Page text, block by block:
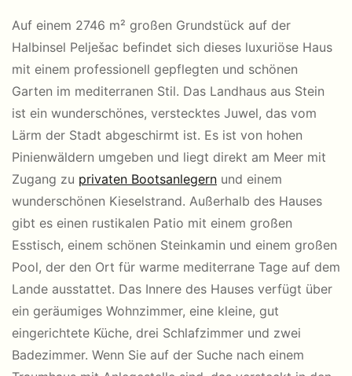
Auf einem 2746 m² großen Grundstück auf der
Halbinsel Pelješac befindet sich dieses luxuriöse Haus
mit einem professionell gepflegten und schönen
Garten im mediterranen Stil. Das Landhaus aus Stein
ist ein wunderschönes, verstecktes Juwel, das vom
Lärm der Stadt abgeschirmt ist. Es ist von hohen
Pinienwäldern umgeben und liegt direkt am Meer mit
Zugang zu privaten Bootsanlegern und einem
wunderschönen Kieselstrand. Außerhalb des Hauses
gibt es einen rustikalen Patio mit einem großen
Esstisch, einem schönen Steinkamin und einem großen
Pool, der den Ort für warme mediterrane Tage auf dem
Lande ausstattet. Das Innere des Hauses verfügt über
ein geräumiges Wohnzimmer, eine kleine, gut
eingerichtete Küche, drei Schlafzimmer und zwei
Badezimmer. Wenn Sie auf der Suche nach einem